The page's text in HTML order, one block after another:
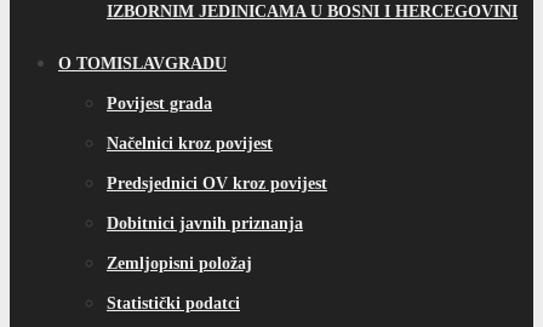
IZBORNIM JEDINICAMA U BOSNI I HERCEGOVINI
O TOMISLAVGRADU
Povijest grada
Načelnici kroz povijest
Predsjednici OV kroz povijest
Dobitnici javnih priznanja
Zemljopisni položaj
Statistički podatci